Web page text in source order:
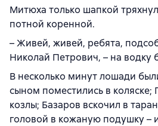
Митюха только шапкой
потной коренной.
– Живей, живей, ребята,
Николай Петрович, – на водку
В несколько минут лошади
сыном поместились в коляске;
козлы; Базаров вскочил в
головой в кожаную подушку –